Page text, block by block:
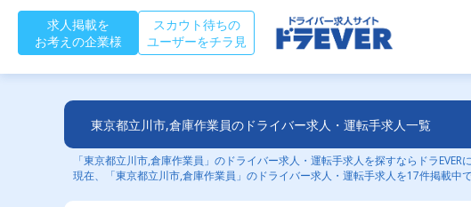
求人掲載を
お考えの企業様
スカウト待ちの
ユーザーをチラ見
東京都立川市,倉庫作業員のドライバー求人・運転手求人一覧
「東京都立川市,倉庫作業員」のドライバー求人・運転手求人を探すならドラEVER
現在、「東京都立川市,倉庫作業員」のドライバー求人・運転手求人を17件掲載中で